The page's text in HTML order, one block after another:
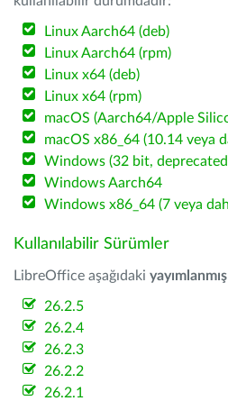
Linux Aarch64 (deb)
Linux Aarch64 (rpm)
Linux x64 (deb)
Linux x64 (rpm)
macOS (Aarch64/Apple
macOS x86_64 (10.14 veya
Windows (32 bit,
Windows Aarch64
Windows x86_64 (7 veya
Kullanılabilir Sürümler
LibreOffice aşağıdaki yayımlanmış
26.2.5
26.2.4
26.2.3
26.2.2
26.2.1